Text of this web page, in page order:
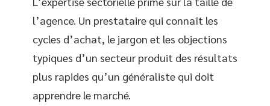
l’agence. Un prestataire qui connaît les
cycles d’achat, le jargon et les objections
typiques d’un secteur produit des résultats
plus rapides qu’un généraliste qui doit
apprendre le marché.